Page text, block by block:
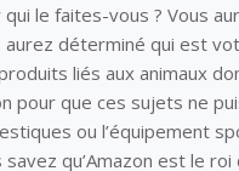
qui le faites-vous ? Vous
aurez déterminé qui est
liés aux animaux
pour que ces sujets ne
ou l’équipement
savez qu’Amazon est le